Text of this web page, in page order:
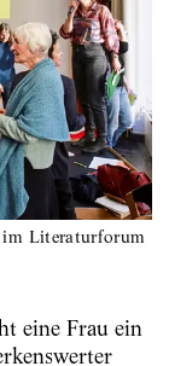
Literaturforum
eine Frau ein